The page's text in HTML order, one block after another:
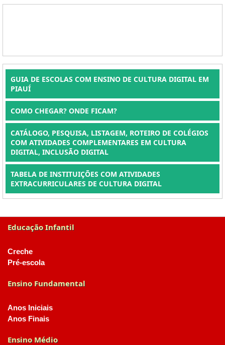
GUIA DE ESCOLAS COM ENSINO DE CULTURA DIGITAL EM
PIAUÍ
COMO CHEGAR? ONDE FICAM?
CATÁLOGO, PESQUISA, LISTAGEM, ROTEIRO DE COLÉGIOS
COM ATIVIDADES COMPLEMENTARES EM CULTURA
DIGITAL, INCLUSÃO DIGITAL
TABELA DE INSTITUIÇÕES COM ATIVIDADES
EXTRACURRICULARES DE CULTURA DIGITAL
Educação Infantil
Creche
Pré-escola
Ensino Fundamental
Anos Iniciais
Anos Finais
Ensino Médio